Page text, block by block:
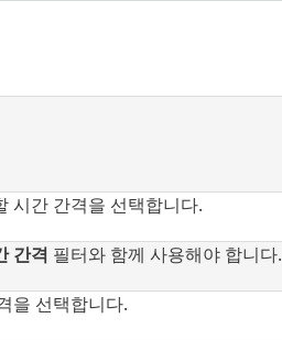
시간 간격을 선택합니다.
간격 필터와 함께 사용해야 합니다.
을 선택합니다.